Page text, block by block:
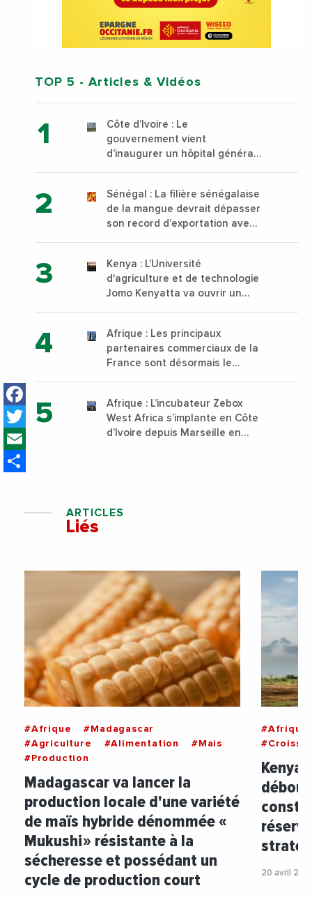
Facebook
Twitter
TOP 5 - Articles & Vidéos
Côte d’Ivoire : Le
gouvernement vient
d’inaugurer un hôpital général
Sénégal : La filière sénégalaise
de la mangue devrait dépasser
son record d’exportation avec
Kenya : L’Université
d'agriculture et de technologie
Jomo Kenyatta va ouvrir un
sur son campus de Karen à
Nairobi dès janvier 2023
Afrique : Les principaux
partenaires commerciaux de la
France sont désormais le
Afrique : L’incubateur Zebox
West Africa s’implante en Côte
d’Ivoire depuis Marseille en
ARTICLES
Liés
#Afrique
#Madagascar
#Agriculture
#Alimentation
#Mais
#Production
Madagascar va lancer la
production locale d'une variété
de maïs hybride dénommée «
Mukushi » résistante à la
sécheresse et possédant un
cycle de production court
#Afrique
Kenya
20 avril